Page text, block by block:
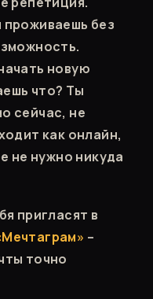
без
новую
что? Ты
сейчас, не
как онлайн,
не нужно никуда
пригласят в
–
точно